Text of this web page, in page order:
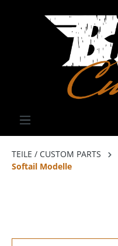
TEILE / CUSTOM PARTS
Softail Modelle